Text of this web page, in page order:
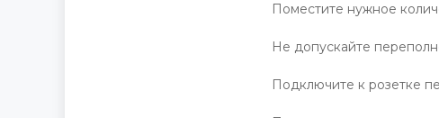
Поместите нужное
Не допускайте
Подключите к розетке